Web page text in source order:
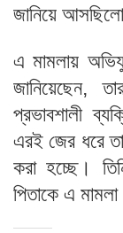
জানিয়ে
এ মামলায়
জানিয়েছেন,
প্রভাবশালী
এরই জের ধরে
করা হচ্ছে।
পিতাকে এ মামলা